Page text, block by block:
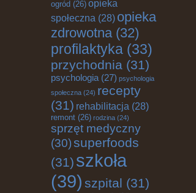
ogród (26) opieka
społeczna (28) opieka
zdrowotna(32)
profilaktyka (33)
przychodnia (31)
psychologia (27) psychologia
społeczna (24) recepty
(31) rehabilitacja (28)
remont (26) rodzina (24)
sprzęt medyczny
(30)superfoods
(31) szkoła
(39) szpital (31)